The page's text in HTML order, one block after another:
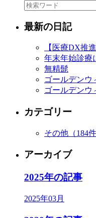
最新の日記
【医療DX推
年末年始診療
無精髭
ゴールデンウ
ゴールデンウ
カテゴリー
その他 （184件
アーカイブ
2025年の記事
2025年03月